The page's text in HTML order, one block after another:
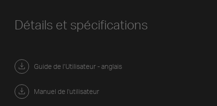
Détails et spécifications
Guide de l’Utilisateur - anglais
Manuel de l'utilisateur